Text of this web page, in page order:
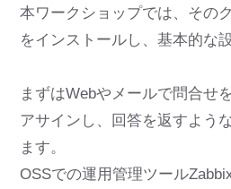
本ワークショップでは、その
をインストールし、基本的な
まずはWebやメールで問合せ
アサインし、回答を返すよう
ます。
OSSでの運用管理ツール